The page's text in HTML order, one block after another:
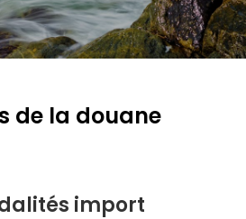
de la douane
import